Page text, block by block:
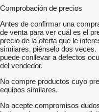
Comprobación de precios
Antes de confirmar una
de venta para ver cuál es el
precio de la oferta que le
similares, piénselo dos
puede conllevar a defectos
del vendedor.
No compre productos cuyo
equipos similares.
No acepte compromisos